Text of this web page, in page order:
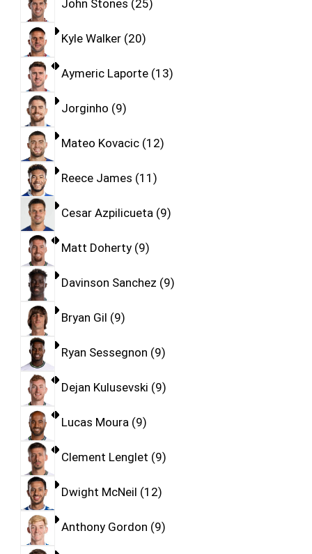
John Stones 25
Kyle Walker 20
Aymeric Laporte 13
Jorginho 9
Mateo Kovacic 12
Reece James 11
Cesar Azpilicueta 9
Matt Doherty 9
Davinson Sanchez 9
Bryan Gil 9
Ryan Sessegnon 9
Dejan Kulusevski 9
Lucas Moura 9
Clement Lenglet 9
Dwight McNeil 12
Anthony Gordon 9